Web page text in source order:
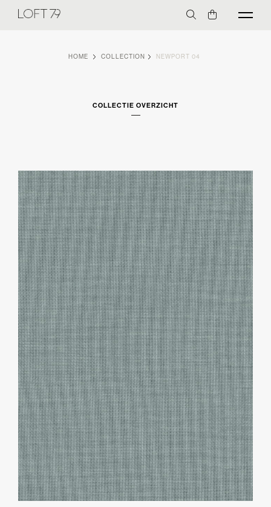
HOME COLLECTION NEWPORT 04
COLLECTIE OVERZICHT